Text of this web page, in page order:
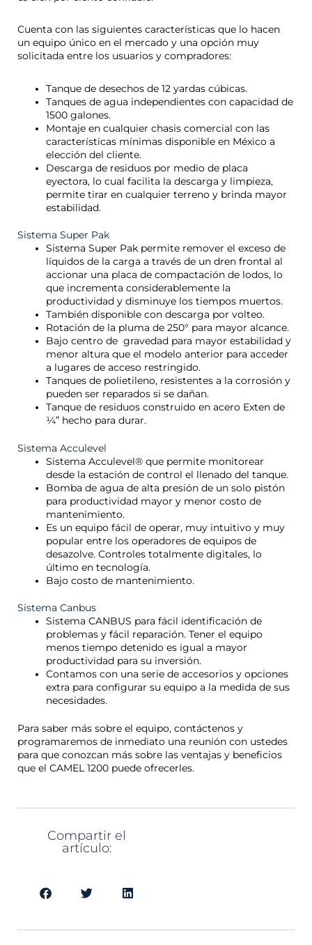
Cuenta con las siguientes características que lo hacen
un equipo único en el mercado y una opción muy
solicitada entre los usuarios y compradores:
Tanque de desechos de 12 yardas cúbicas.
Tanques de agua independientes con capacidad de
1500 galones.
Montaje en cualquier chasis comercial con las
características mínimas disponible en México a
elección del cliente.
Descarga de residuos por medio de placa
eyectora, lo cual facilita la descarga y limpieza,
permite tirar en cualquier terreno y brinda mayor
estabilidad.
Sistema Super Pak
Sistema Super Pak permite remover el exceso de
líquidos de la carga a través de un dren frontal al
accionar una placa de compactación de lodos, lo
que incrementa considerablemente la
productividad y disminuye los tiempos muertos.
También disponible con descarga por volteo.
Rotación de la pluma de 250° para mayor alcance.
Bajo centro de gravedad para mayor estabilidad y
menor altura que el modelo anterior para acceder
a lugares de acceso restringido.
Tanques de polietileno, resistentes a la corrosión y
pueden ser reparados si se dañan.
Tanque de residuos construido en acero Exten de
¼” hecho para durar.
Sistema Acculevel
Sistema Acculevel® que permite monitorear
desde la estación de control el llenado del tanque.
Bomba de agua de alta presión de un solo pistón
para productividad mayor y menor costo de
mantenimiento.
Es un equipo fácil de operar, muy intuitivo y muy
popular entre los operadores de equipos de
desazolve. Controles totalmente digitales, lo
último en tecnología.
Bajo costo de mantenimiento.
Sistema Canbus
Sistema CANBUS para fácil identificación de
problemas y fácil reparación. Tener el equipo
menos tiempo detenido es igual a mayor
productividad para su inversión.
Contamos con una serie de accesorios y opciones
extra para configurar su equipo a la medida de sus
necesidades.
Para saber más sobre el equipo, contáctenos y
programaremos de inmediato una reunión con ustedes
para que conozcan más sobre las ventajas y beneficios
que el CAMEL 1200 puede ofrecerles.
Compartir el
artículo: